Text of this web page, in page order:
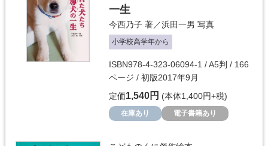
一生
今西乃子 著／浜田一男 写真
小学校高学年から
ISBN978-4-323-06094-1 / A5判 / 166
ページ / 初版2017年9月
定価1,540円 (本体1,400円+税)
在庫あり 電子書籍あり